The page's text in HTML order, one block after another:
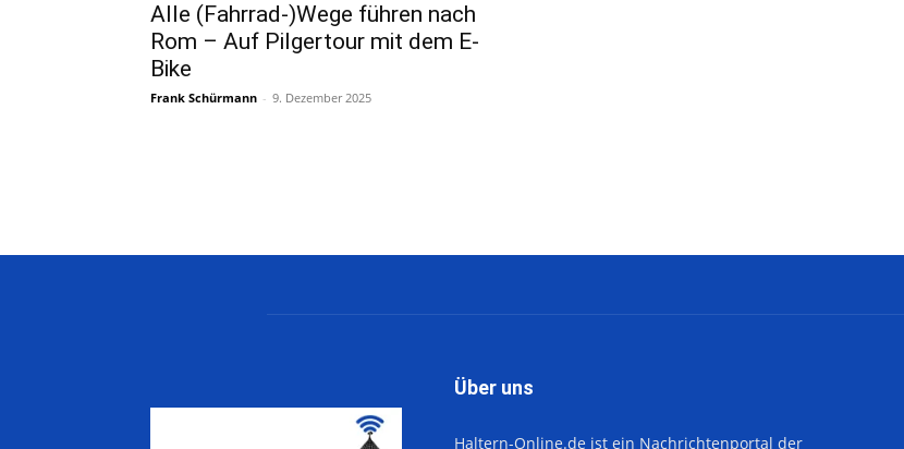
Alle (Fahrrad-)Wege führen nach
Rom – Auf Pilgertour mit dem E-
Bike
Frank Schürmann - 9. Dezember 2025
Über uns
Haltern-Online.de ist ein Nachrichtenportal der